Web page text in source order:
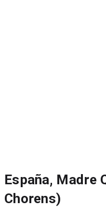
España, Madre
Chorens)